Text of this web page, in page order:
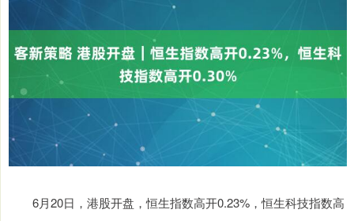
6月20日，港股开盘，恒生指数高开0.23%，恒生科技指数高